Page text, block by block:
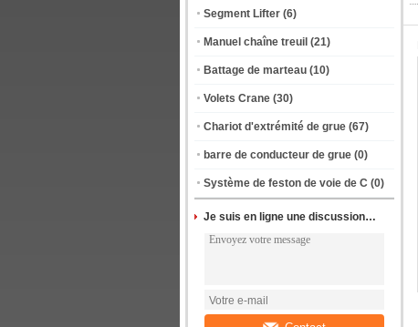
Segment Lifter (6)
Manuel chaîne treuil (21)
Battage de marteau (10)
Volets Crane (30)
Chariot d'extrémité de grue (67)
barre de conducteur de grue (0)
Système de feston de voie de C (0)
Je suis en ligne une discussion en ligne